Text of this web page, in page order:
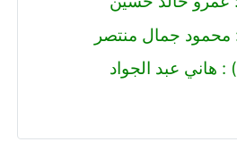
المراسم رقم (224) : هاني عبد الجواد